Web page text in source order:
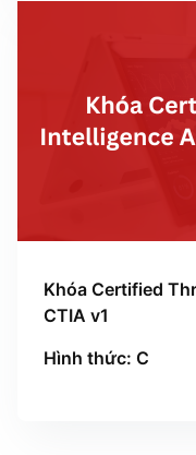
Khóa Certified
CTIA v1
Hình thức: C